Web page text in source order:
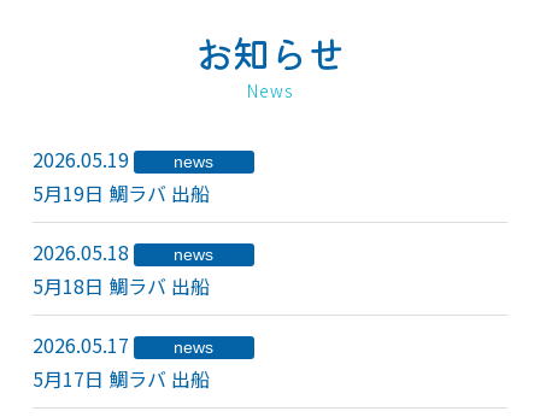
お知らせ
News
2026.05.19 news
5月19日 鯛ラバ 出船
2026.05.18 news
5月18日 鯛ラバ 出船
2026.05.17 news
5月17日 鯛ラバ 出船